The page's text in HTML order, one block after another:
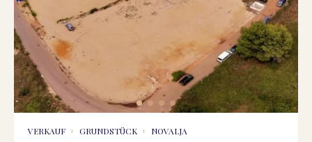
VERKAUF GRUNDSTÜCK NOVALJA